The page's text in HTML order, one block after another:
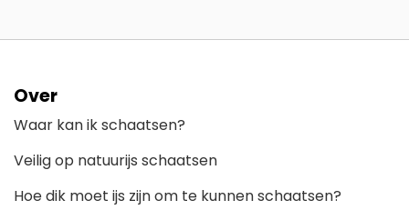
Over
Waar kan ik schaatsen?
Veilig op natuurijs schaatsen
Hoe dik moet ijs zijn om te kunnen schaatsen?